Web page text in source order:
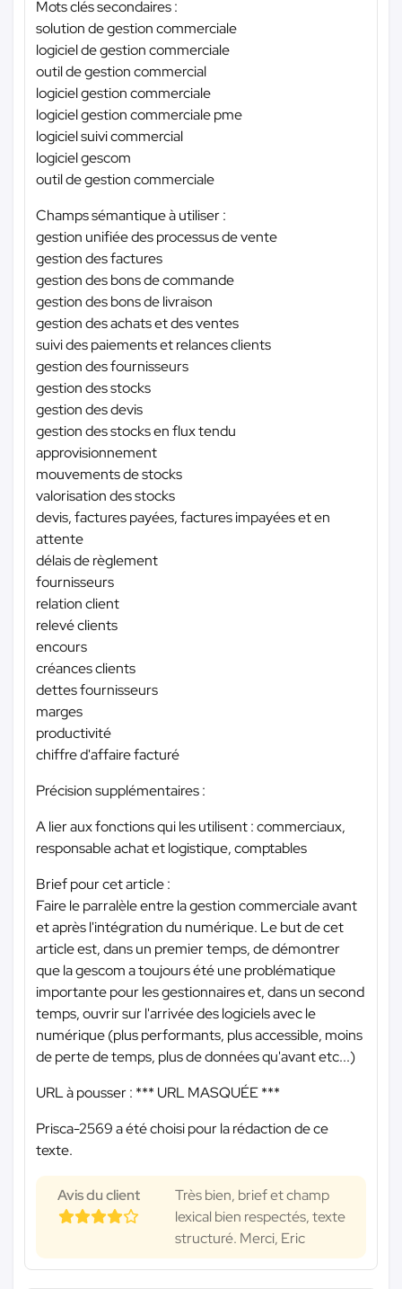
Mots clés secondaires :
solution de gestion commerciale
logiciel de gestion commerciale
outil de gestion commercial
logiciel gestion commerciale
logiciel gestion commerciale pme
logiciel suivi commercial
logiciel gescom
outil de gestion commerciale
Champs sémantique à utiliser :
gestion unifiée des processus de vente
gestion des factures
gestion des bons de commande
gestion des bons de livraison
gestion des achats et des ventes
suivi des paiements et relances clients
gestion des fournisseurs
gestion des stocks
gestion des devis
gestion des stocks en flux tendu
approvisionnement
mouvements de stocks
valorisation des stocks
devis, factures payées, factures impayées et en
attente
délais de règlement
fournisseurs
relation client
relevé clients
encours
créances clients
dettes fournisseurs
marges
productivité
chiffre d'affaire facturé
Précision supplémentaires :
A lier aux fonctions qui les utilisent : commerciaux,
responsable achat et logistique, comptables
Brief pour cet article :
Faire le parralèle entre la gestion commerciale avant
et après l'intégration du numérique. Le but de cet
article est, dans un premier temps, de démontrer
que la gescom a toujours été une problématique
importante pour les gestionnaires et, dans un second
temps, ouvrir sur l'arrivée des logiciels avec le
numérique (plus performants, plus accessible, moins
de perte de temps, plus de données qu'avant etc...)
URL à pousser : *** URL MASQUÉE ***
Prisca-2569 a été choisi pour la rédaction de ce
texte.
Avis du client
Très bien, brief et champ
lexical bien respectés, texte
structuré. Merci, Eric